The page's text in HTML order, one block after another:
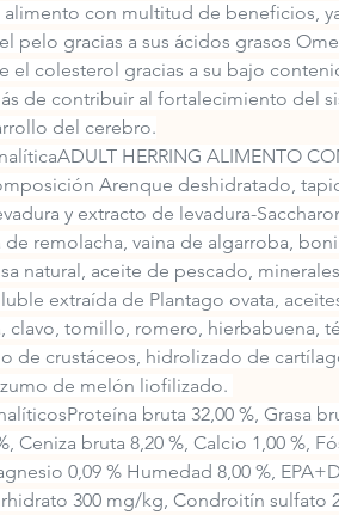
alimento con multitud de beneficios,
pelo gracias a sus ácidos grasos
el colesterol gracias a su bajo
de contribuir al fortalecimiento del
del cerebro.
HERRING ALIMENTO
Arenque deshidratado,
y extracto de levadura-
de remolacha, vaina de algarroba,
natural, aceite de pescado,
extraída de Plantago ovata,
clavo, tomillo, romero, hierbabuena,
de crustáceos, hidrolizado de
de melón liofilizado.
bruta 32,00 %, Grasa
Ceniza bruta 8,20 %, Calcio 1,00 %,
0,09 % Humedad 8,00 %,
300 mg/kg, Condroitín sulfato